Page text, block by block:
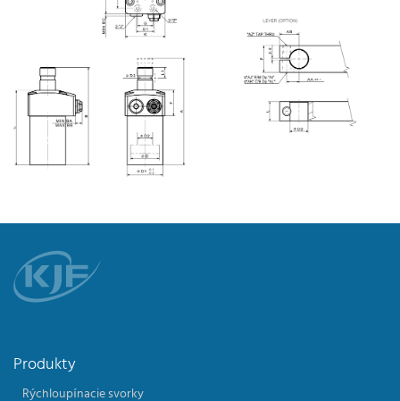
Produkty
Rýchloupínacie svorky